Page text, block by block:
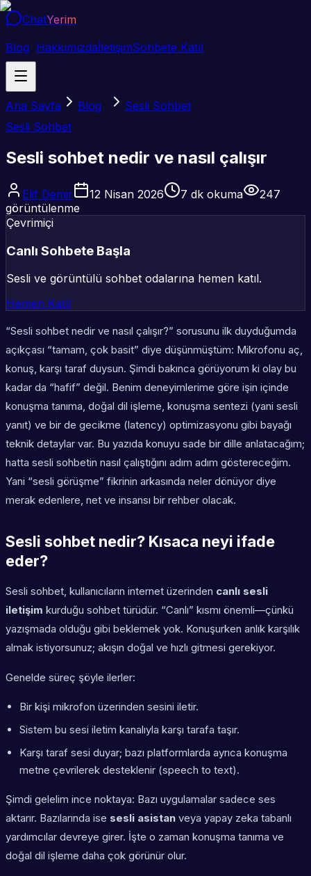
ChatYerim
Blog HakkımızdaİletişimSohbete Katıl
Ana Sayfa Blog
Sesli Sohbet
Sesli Sohbet
Sesli sohbet nedir ve nasıl çalışır
Elif Demir 12 Nisan 2026 7 dk okuma
247
görüntülenme
Çevrimiçi
Canlı Sohbete Başla
Sesli ve görüntülü sohbet odalarına hemen katıl.
Hemen Katıl
“Sesli sohbet nedir ve nasıl çalışır?” sorusunu ilk duyduğumda
açıkçası “tamam, çok basit” diye düşünmüştüm: Mikrofonu aç,
konuş, karşı taraf duysun. Şimdi bakınca görüyorum ki olay bu
kadar da “hafif” değil. Benim deneyimlerime göre işin içinde
konuşma tanıma, doğal dil işleme, konuşma sentezi (yani sesli
yanıt) ve bir de gecikme (latency) optimizasyonu gibi bayağı
teknik detaylar var. Bu yazıda konuyu sade bir dille anlatacağım;
hatta sesli sohbetin nasıl çalıştığını adım adım göstereceğim.
Yani “sesli görüşme” fikrinin arkasında neler dönüyor diye
merak edenlere, net ve insansı bir rehber olacak.
Sesli sohbet nedir? Kısaca neyi ifade
eder?
Sesli sohbet, kullanıcıların internet üzerinden canlı sesli
iletişim kurduğu sohbet türüdür. “Canlı” kısmı önemli—çünkü
yazışmada olduğu gibi beklemek yok. Konuşurken anlık karşılık
almak istiyorsunuz; akışın doğal ve hızlı gitmesi gerekiyor.
Genelde süreç şöyle ilerler:
Bir kişi mikrofon üzerinden sesini iletir.
Sistem bu sesi iletim kanalıyla karşı tarafa taşır.
Karşı taraf sesi duyar; bazı platformlarda ayrıca konuşma
metne çevrilerek desteklenir (speech to text).
Şimdi gelelim ince noktaya: Bazı uygulamalar sadece ses
aktarır. Bazılarında ise sesli asistan veya yapay zeka tabanlı
yardımcılar devreye girer. İşte o zaman konuşma tanıma ve
doğal dil işleme daha çok görünür olur.